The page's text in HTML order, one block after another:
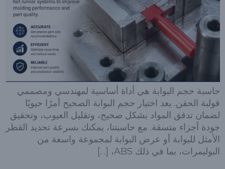
حاسبة حجم البوابة هي أداة أساسية لمهندسي ومصممي
قولبة الحقن. يعد اختيار حجم البوابة الصحيح أمرًا حيويًا
لضمان تدفق المواد بشكل صحيح، وتقليل العيوب، وتحقيق
جودة أجزاء متسقة. مع حاسبتنا، يمكنك بسرعة تحديد القطر
الأمثل للبوابة أو عرض البوابة لمجموعة واسعة من
البوليمرات، بما في ذلك ABS، […]